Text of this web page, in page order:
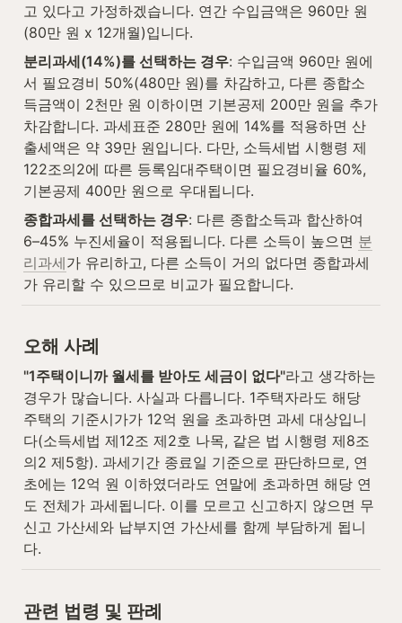
고 있다고 가정하겠습니다. 연간 수입금액은 960만 원
(80만 원 x 12개월)입니다.
분리과세(14%)를 선택하는 경우: 수입금액 960만 원에
서 필요경비 50%(480만 원)를 차감하고, 다른 종합소
득금액이 2천만 원 이하이면 기본공제 200만 원을 추가
차감합니다. 과세표준 280만 원에 14%를 적용하면 산
출세액은 약 39만 원입니다. 다만, 소득세법 시행령 제
122조의2에 따른 등록임대주택이면 필요경비율 60%,
기본공제 400만 원으로 우대됩니다.
종합과세를 선택하는 경우: 다른 종합소득과 합산하여
6–45% 누진세율이 적용됩니다. 다른 소득이 높으면 분
리과세가 유리하고, 다른 소득이 거의 없다면 종합과세
가 유리할 수 있으므로 비교가 필요합니다.
오해 사례
"1주택이니까 월세를 받아도 세금이 없다"라고 생각하는
경우가 많습니다. 사실과 다릅니다. 1주택자라도 해당
주택의 기준시가가 12억 원을 초과하면 과세 대상입니
다(소득세법 제12조 제2호 나목, 같은 법 시행령 제8조
의2 제5항). 과세기간 종료일 기준으로 판단하므로, 연
초에는 12억 원 이하였더라도 연말에 초과하면 해당 연
도 전체가 과세됩니다. 이를 모르고 신고하지 않으면 무
신고 가산세와 납부지연 가산세를 함께 부담하게 됩니
다.
관련 법령 및 판례